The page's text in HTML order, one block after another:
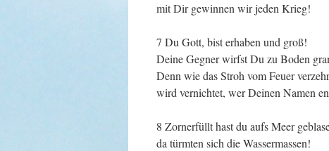
mit Dir gewinnen wir jeden Krieg!
7 Du Gott, bist erhaben und groß!
Deine Gegner wirfst Du zu Boden
Denn wie das Stroh vom Feuer
wird vernichtet, wer Deinen Namen
8 Zornerfüllt hast du aufs Meer
da türmten sich die Wassermassen!